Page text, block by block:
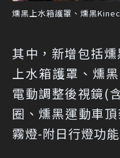
燻黑上水箱護罩、燻黑
其中，新增包括
上水箱護罩、燻
電動調整後視鏡(
圈、燻黑運動車
霧燈-附日行燈功